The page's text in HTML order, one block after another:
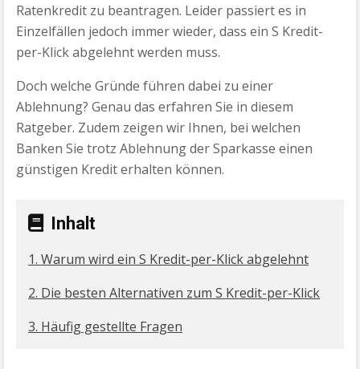
Ratenkredit zu beantragen. Leider passiert es in
Einzelfällen jedoch immer wieder, dass ein S Kredit-
per-Klick abgelehnt werden muss.
Doch welche Gründe führen dabei zu einer
Ablehnung? Genau das erfahren Sie in diesem
Ratgeber. Zudem zeigen wir Ihnen, bei welchen
Banken Sie trotz Ablehnung der Sparkasse einen
günstigen Kredit erhalten können.
Inhalt
1. Warum wird ein S Kredit-per-Klick abgelehnt
2. Die besten Alternativen zum S Kredit-per-Klick
3. Häufig gestellte Fragen